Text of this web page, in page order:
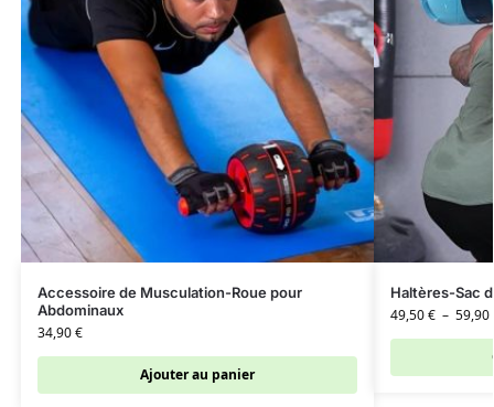
Accessoire de Musculation-Roue pour
Abdominaux
34,90€
Ajouter au panier
Haltères-Sac
49,50€ – 59,90